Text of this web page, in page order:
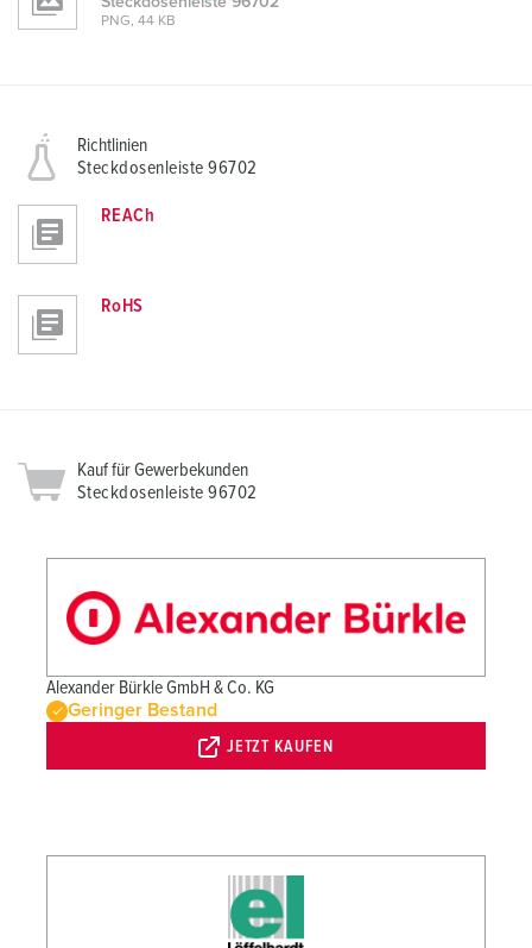
PNG, 44 KB
Richtlinien
Steckdosenleiste 96702
REACh
RoHS
Kauf für Gewerbekunden
Steckdosenleiste 96702
Alexander Bürkle GmbH & Co. KG
Geringer Bestand
JETZT KAUFEN